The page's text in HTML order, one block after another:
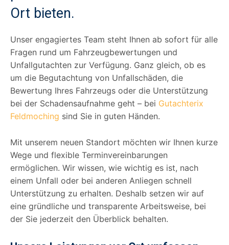
Ort bieten.
Unser engagiertes Team steht Ihnen ab sofort für alle
Fragen rund um Fahrzeugbewertungen und
Unfallgutachten zur Verfügung. Ganz gleich, ob es
um die Begutachtung von Unfallschäden, die
Bewertung Ihres Fahrzeugs oder die Unterstützung
bei der Schadensaufnahme geht – bei Gutachterix
Feldmoching sind Sie in guten Händen.
Mit unserem neuen Standort möchten wir Ihnen kurze
Wege und flexible Terminvereinbarungen
ermöglichen. Wir wissen, wie wichtig es ist, nach
einem Unfall oder bei anderen Anliegen schnell
Unterstützung zu erhalten. Deshalb setzen wir auf
eine gründliche und transparente Arbeitsweise, bei
der Sie jederzeit den Überblick behalten.